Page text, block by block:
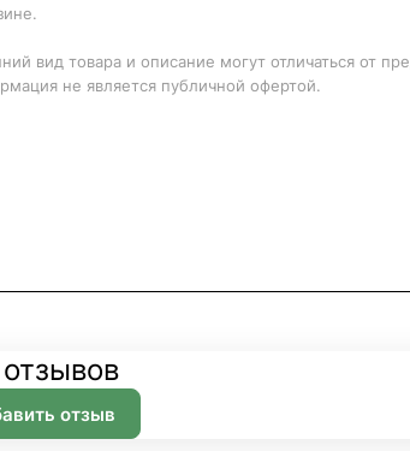
вид товара и описание могут отличаться от
не является публичной офертой.
отзыв